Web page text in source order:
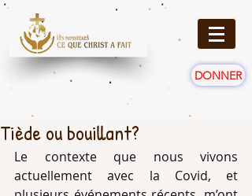
DONNER
Tiède ou bouillant?
Le contexte que nous vivons
actuellement avec la Covid, et